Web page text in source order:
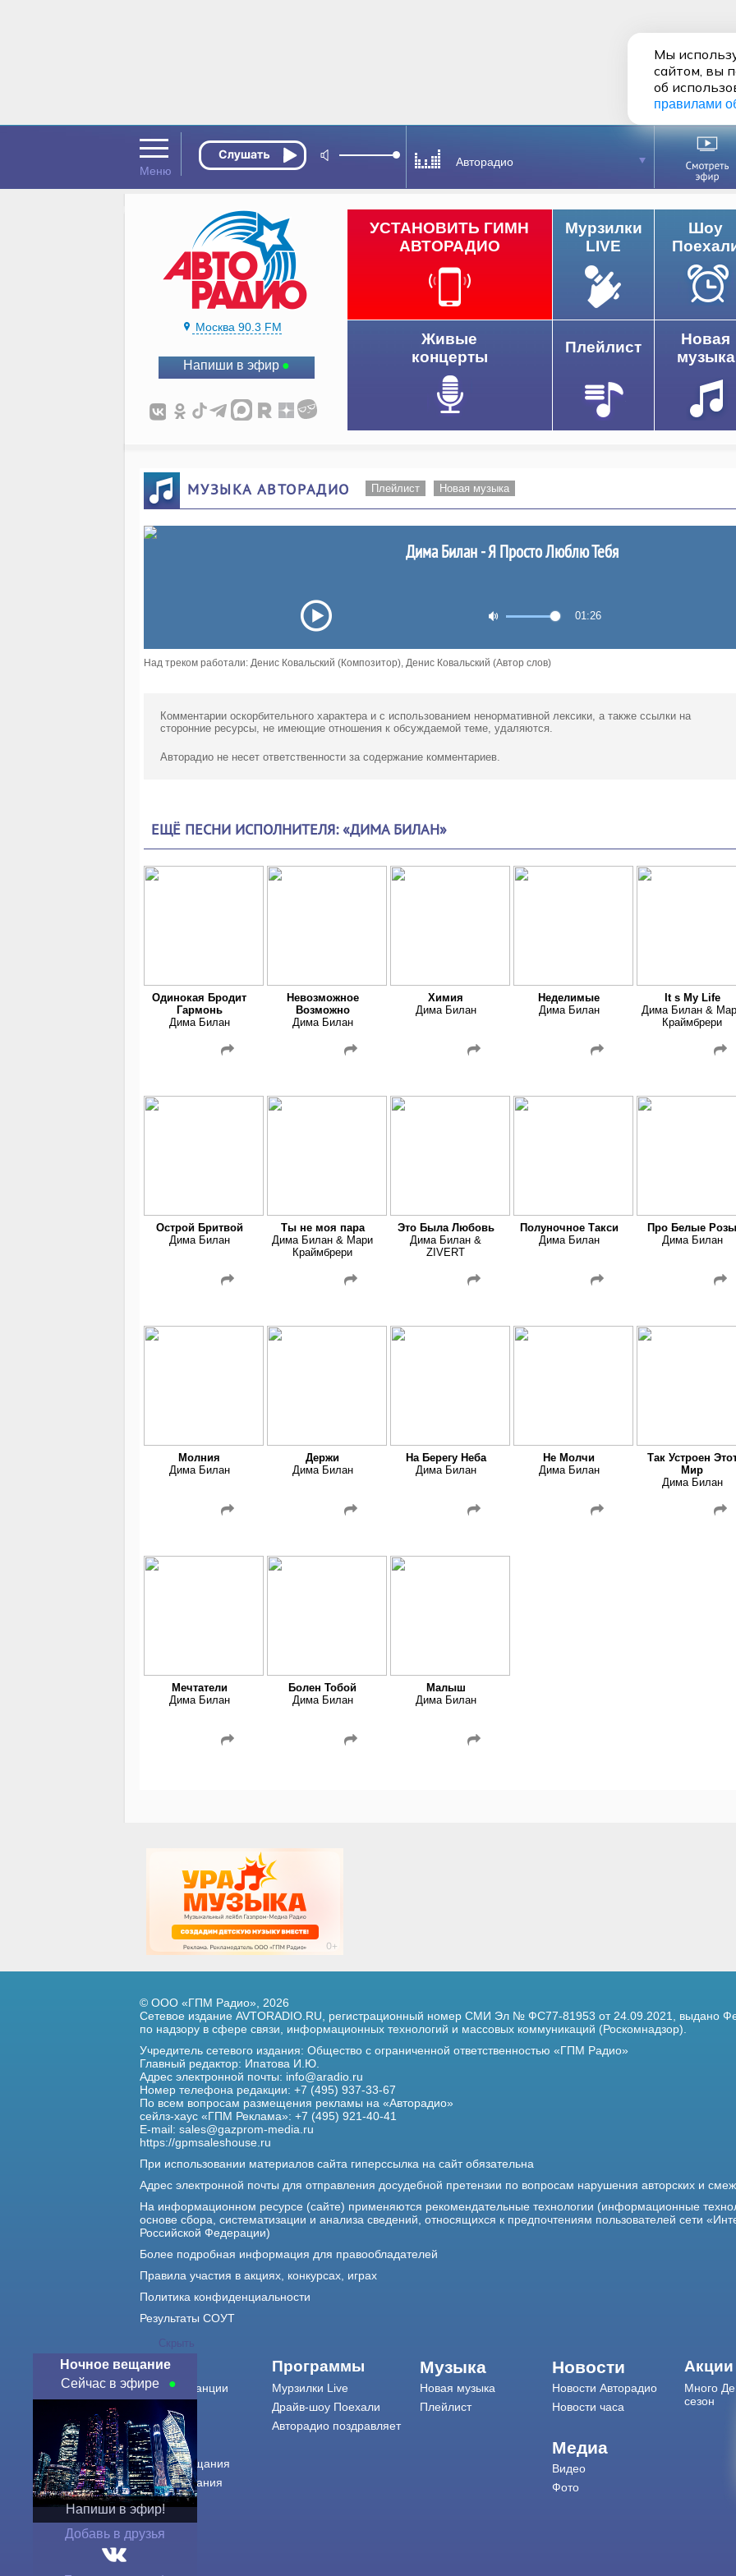
Авторадио
Москва 90.3 FM
Напиши в эфир
УСТАНОВИТЬ ГИМН
АВТОРАДИО
Мурзилки
LIVE
Шоу
Живые
концерты
Плейлист
Новая
музыка
МУЗЫКА АВТОРАДИО Плейлист Новая музыка
Дима Билан - Я Просто Люблю Тебя
01:26
Над треком работали: Денис Ковальский (Композитор), Денис Ковальский (Автор слов)
Комментарии оскорбительного характера и с использованием ненормативной лексики,а также ссылки на
сторонние ресурсы, не имеющие отношения к обсуждаемой теме, удаляются.
Авторадио не несет ответственности за содержание комментариев.
ЕЩЁ ПЕСНИ ИСПОЛНИТЕЛЯ: «ДИМА БИЛАН»
Одинокая Бродит
Гармонь
Дима Билан
Невозможное
Возможно
Дима Билан
Химия
Дима Билан
Неделимые
Дима Билан
It s My Life
Дима Билан &
Краймбрери
Острой Бритвой
Дима Билан
Ты не моя пара
Дима Билан & Мари
Краймбрери
Это Была Любовь
Дима Билан &
ZIVERT
Полуночное Такси
Дима Билан
Про Белые
Дима Билан
Молния
Дима Билан
Держи
Дима Билан
На Берегу Неба
Дима Билан
Не Молчи
Дима Билан
Так Устроен
Мир
Дима Билан
Мечтатели
Дима Билан
Болен Тобой
Дима Билан
Малыш
Дима Билан
Скрыть
Ночное вещание
Сейчас в эфире
Напиши в эфир!
Добавь в друзья
© ООО «ГПМ Радио», 2026
Сетевое издание AVTORADIO.RU, регистрационный номер СМИ Эл № ФС77-81953 от 24.09.2021,
выдано
по надзору в сфере связи,
информационных технологий и массовых коммуникаций (Роскомнадзор).
Учредитель сетевого издания: Общество с ограниченной ответственностью «ГПМ Радио»
Главный редактор: Ипатова И.Ю.
Адрес электронной почты: info@aradio.ru
Номер телефона редакции: +7 (495) 937-33-67
По всем вопросам размещения рекламы на «Авторадио»
сейлз-хаус «ГПМ Реклама»: +7 (495) 921-40-41
E-mail: sales@gazprom-media.ru
https://gpmsaleshouse.ru
При использовании материалов сайта гиперссылка на сайт обязательна
Адрес электронной почты для отправления досудебной претензии по вопросам нарушения авторских и
На информационном ресурсе (сайте) применяются рекомендательные технологии (информационные
основе сбора, систематизации и анализа сведений, относящихся к предпочтениям пользователей сети
Российской Федерации)
Более подробная информация для правообладателей
Правила участия в акциях, конкурсах, играх
Политика конфиденциальности
Результаты СОУТ
О нас
О радиостанции
Контакты
Реклама
Города вещания
Сетка вещания
История
Оферта
Программы
Мурзилки Live
Драйв-шоу Поехали
Авторадио поздравляет
Музыка
Новая музыка
Плейлист
Новости
Новости Авторадио
Новости часа
Медиа
Видео
Фото
Много
сезон
Мы
сайтом, вы
об
правилами